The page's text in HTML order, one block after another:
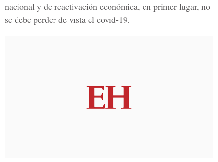
nacional y de reactivación económica, en primer lugar, no
se debe perder de vista el covid-19.